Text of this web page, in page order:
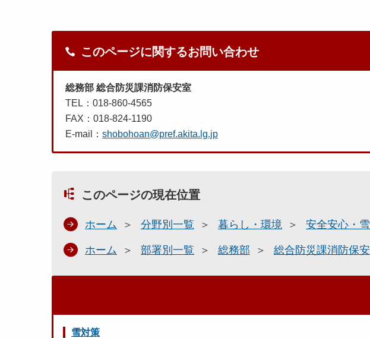
このページに関するお問い合わせ
総務部 総合防災課消防保安室
TEL：018-860-4565
FAX：018-824-1190
E-mail： shobohoan@pref.akita.lg.jp
このページの現在位置
ホーム 分野別一覧 暮らし・環境 安全安心・
ホーム 部署別一覧 総務部 総合防災課消防保
雪対策